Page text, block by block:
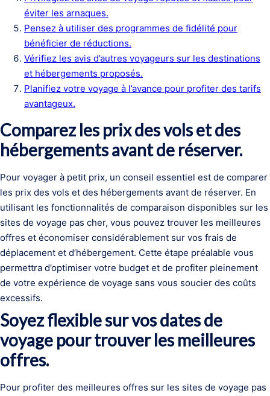
éviter les arnaques.
Pensez à utiliser des programmes de fidélité pour
bénéficier de réductions.
Vérifiez les avis d’autres voyageurs sur les destinations
et hébergements proposés.
Planifiez votre voyage à l’avance pour profiter des tarifs
avantageux.
Comparez les prix des vols et des
hébergements avant de réserver.
Pour voyager à petit prix, un conseil essentiel est de comparer
les prix des vols et des hébergements avant de réserver. En
utilisant les fonctionnalités de comparaison disponibles sur les
sites de voyage pas cher, vous pouvez trouver les meilleures
offres et économiser considérablement sur vos frais de
déplacement et d’hébergement. Cette étape préalable vous
permettra d’optimiser votre budget et de profiter pleinement
de votre expérience de voyage sans vous soucier des coûts
excessifs.
Soyez flexible sur vos dates de
voyage pour trouver les meilleures
offres.
Pour profiter des meilleures offres sur les sites de voyage pas